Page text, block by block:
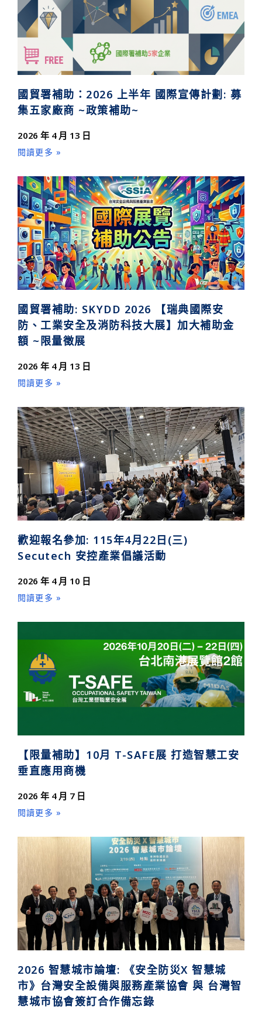
國貿署補助：2026 上半年 國際宣傳計劃: 募
集五家廠商 ~政策補助~
2026 年 4 月 13 日
閱讀更多 »
國貿署補助: SKYDD 2026 【瑞典國際安
防、工業安全及消防科技大展】加大補助金
額 ~限量徵展
2026 年 4 月 13 日
閱讀更多 »
歡迎報名參加: 115年4月22日(三)
Secutech 安控產業倡議活動
2026 年 4 月 10 日
閱讀更多 »
【限量補助】10月 T-SAFE展 打造智慧工安
垂直應用商機
2026 年 4 月 7 日
閱讀更多 »
2026 智慧城市論壇: 《安全防災X 智慧城
市》台灣安全設備與服務產業協會 與 台灣智
慧城市協會簽訂合作備忘錄